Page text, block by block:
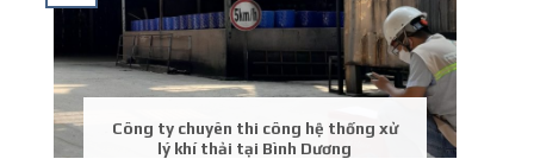
Công ty chuyên thi công hệ thống xử
lý khí thải tại Bình Dương